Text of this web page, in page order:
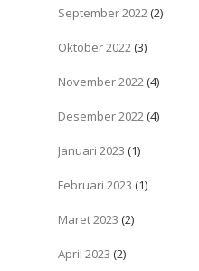
September 2022 (2)
Oktober 2022 (3)
November 2022 (4)
Desember 2022 (4)
Januari 2023 (1)
Februari 2023 (1)
Maret 2023 (2)
April 2023 (2)